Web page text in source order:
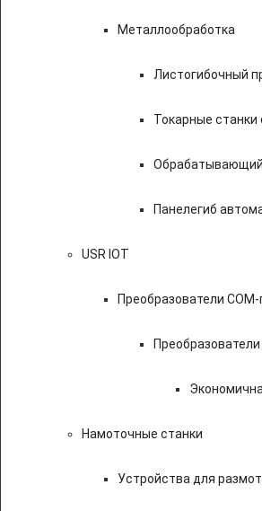
Металлообработка
Листогибочный
Токарные
Панелегиб
USR IOT
Преобразователи
Намоточные станки
Устройства для